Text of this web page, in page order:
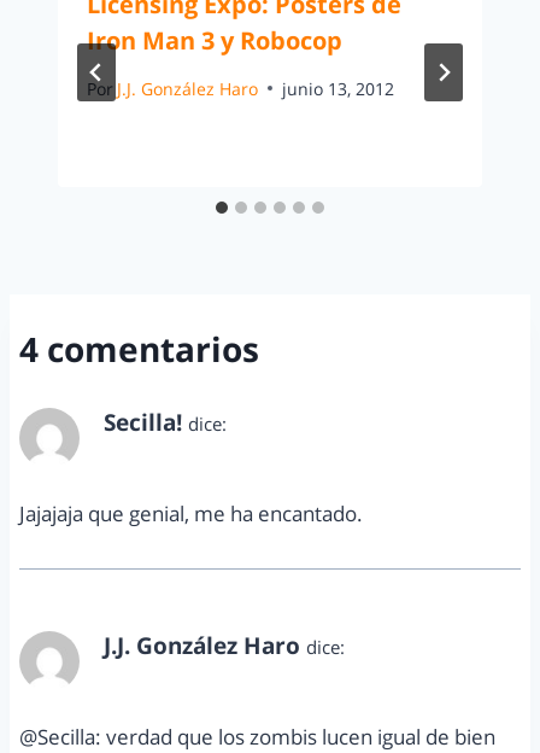
Iron Man 3 y Robocop
Por J.J. González Haro junio 13, 2012
4 comentarios
Secilla! dice:
Jajajaja que genial, me ha encantado.
J.J. González Haro dice:
@Secilla: verdad que los zombis lucen igual de bien